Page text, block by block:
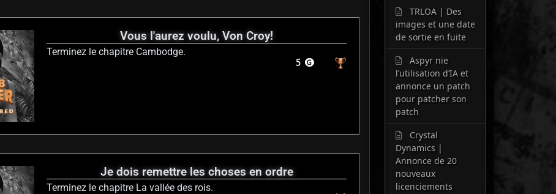
Vous l'aurez voulu, Von Croy!
Terminez le chapitre Cambodge.
Je dois remettre les choses en ordre
Terminez le chapitre La vallée des rois.
TRLOA | Des
images et une date
de sortie en fuite
Aspyr nie
l’utilisation d’IA et
annonce un patch
pour patcher son
patch
Crystal
Dynamics |
Annonce de 20
nouveaux
licenciements